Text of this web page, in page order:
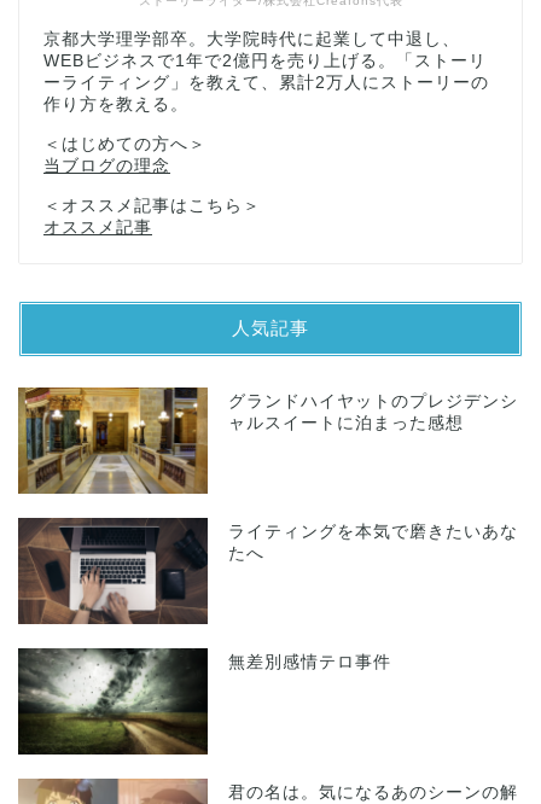
京都大学理学部卒。大学院時代に起業して中退し、
WEBビジネスで1年で2億円を売り上げる。「ストーリ
ーライティング」を教えて、累計2万人にストーリーの
作り方を教える。
＜はじめての方へ＞
当ブログの理念
＜オススメ記事はこちら＞
オススメ記事
人気記事
グランドハイヤットのプレジデンシ
ャルスイートに泊まった感想
ライティングを本気で磨きたいあな
たへ
無差別感情テロ事件
君の名は。気になるあのシーンの解